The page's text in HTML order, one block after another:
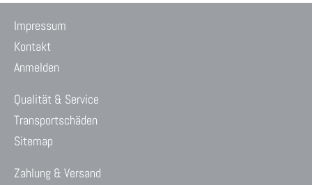
Impressum
Kontakt
Anmelden
Qualität & Service
Transportschäden
Sitemap
Zahlung & Versand